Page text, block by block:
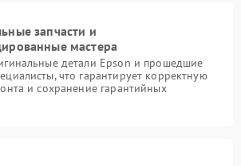
запчасти и
мастера
детали Epson и прошедшие
что гарантирует корректную
и сохранение гарантийных